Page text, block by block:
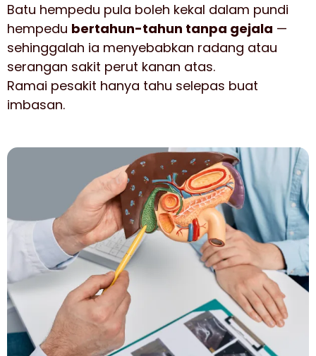
Batu hempedu pula boleh kekal dalam pundi
hempedu bertahun-tahun tanpa gejala —
sehinggalah ia menyebabkan radang atau
serangan sakit perut kanan atas.
Ramai pesakit hanya tahu selepas buat
imbasan.